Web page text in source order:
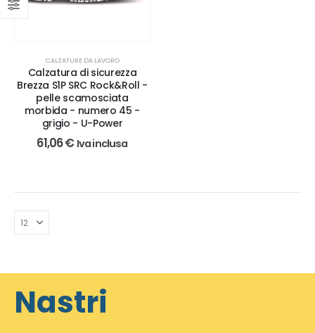
CALZATURE DA LAVORO
Calzatura di sicurezza
Brezza S1P SRC Rock&Roll -
pelle scamosciata
morbida - numero 45 -
grigio - U-Power
61,06€ Iva inclusa
Nastri